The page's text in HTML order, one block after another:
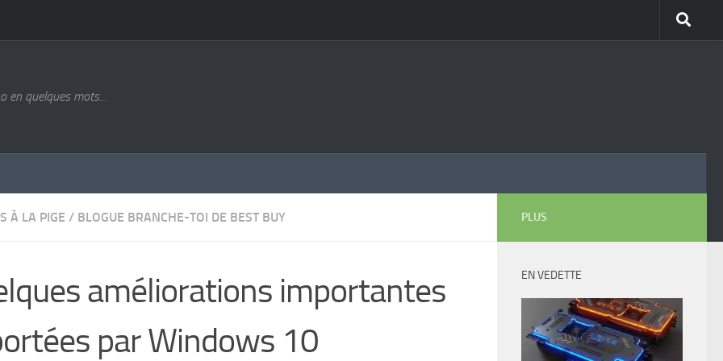
en quelques mots...
À LA PIGE / BLOGUE BRANCHE-TOI DE BEST BUY
améliorations importantes
par Windows 10
PLUS
EN VEDETTE